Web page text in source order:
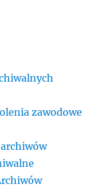
zawodowe